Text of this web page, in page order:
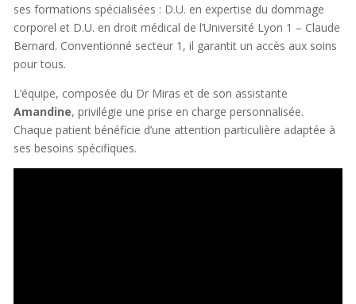
ses formations spécialisées : D.U. en expertise du dommage
corporel et D.U. en droit médical de l’Université Lyon 1 – Claude
Bernard. Conventionné secteur 1, il garantit un accès aux soins
pour tous.
L’équipe, composée du Dr Miras et de son assistante
Amandine, privilégie une prise en charge personnalisée.
Chaque patient bénéficie d’une attention particulière adaptée à
ses besoins spécifiques.